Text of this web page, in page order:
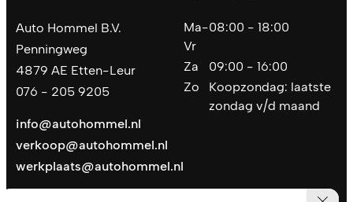
Auto Hommel B.V.
Penningweg
4879 AE Etten-Leur
076 - 205 9205
info@autohommel.nl
verkoop@autohommel.nl
werkplaats@autohommel.nl
Ma-
Vr
08:00 - 18:00
Za
09:00 - 16:00
Zo
Koopzondag: laatste
zondag v/d maand